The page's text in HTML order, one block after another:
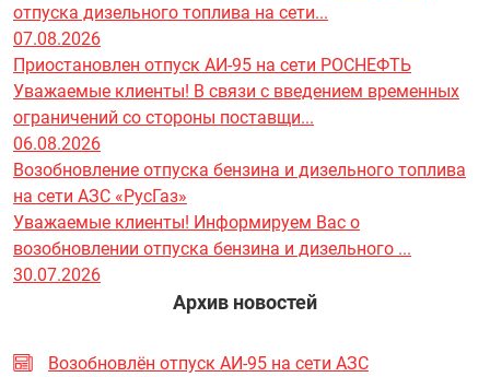
отпуска дизельного топлива на сети...
07.08.2026
Приостановлен отпуск АИ-95 на сети РОСНЕФТЬ
Уважаемые клиенты! В связи с введением временных
ограничений со стороны поставщи...
06.08.2026
Возобновление отпуска бензина и дизельного топлива
на сети АЗС «РусГаз»
Уважаемые клиенты! Информируем Вас о
возобновлении отпуска бензина и дизельного ...
30.07.2026
Архив новостей
Возобновлён отпуск АИ-95 на сети АЗС